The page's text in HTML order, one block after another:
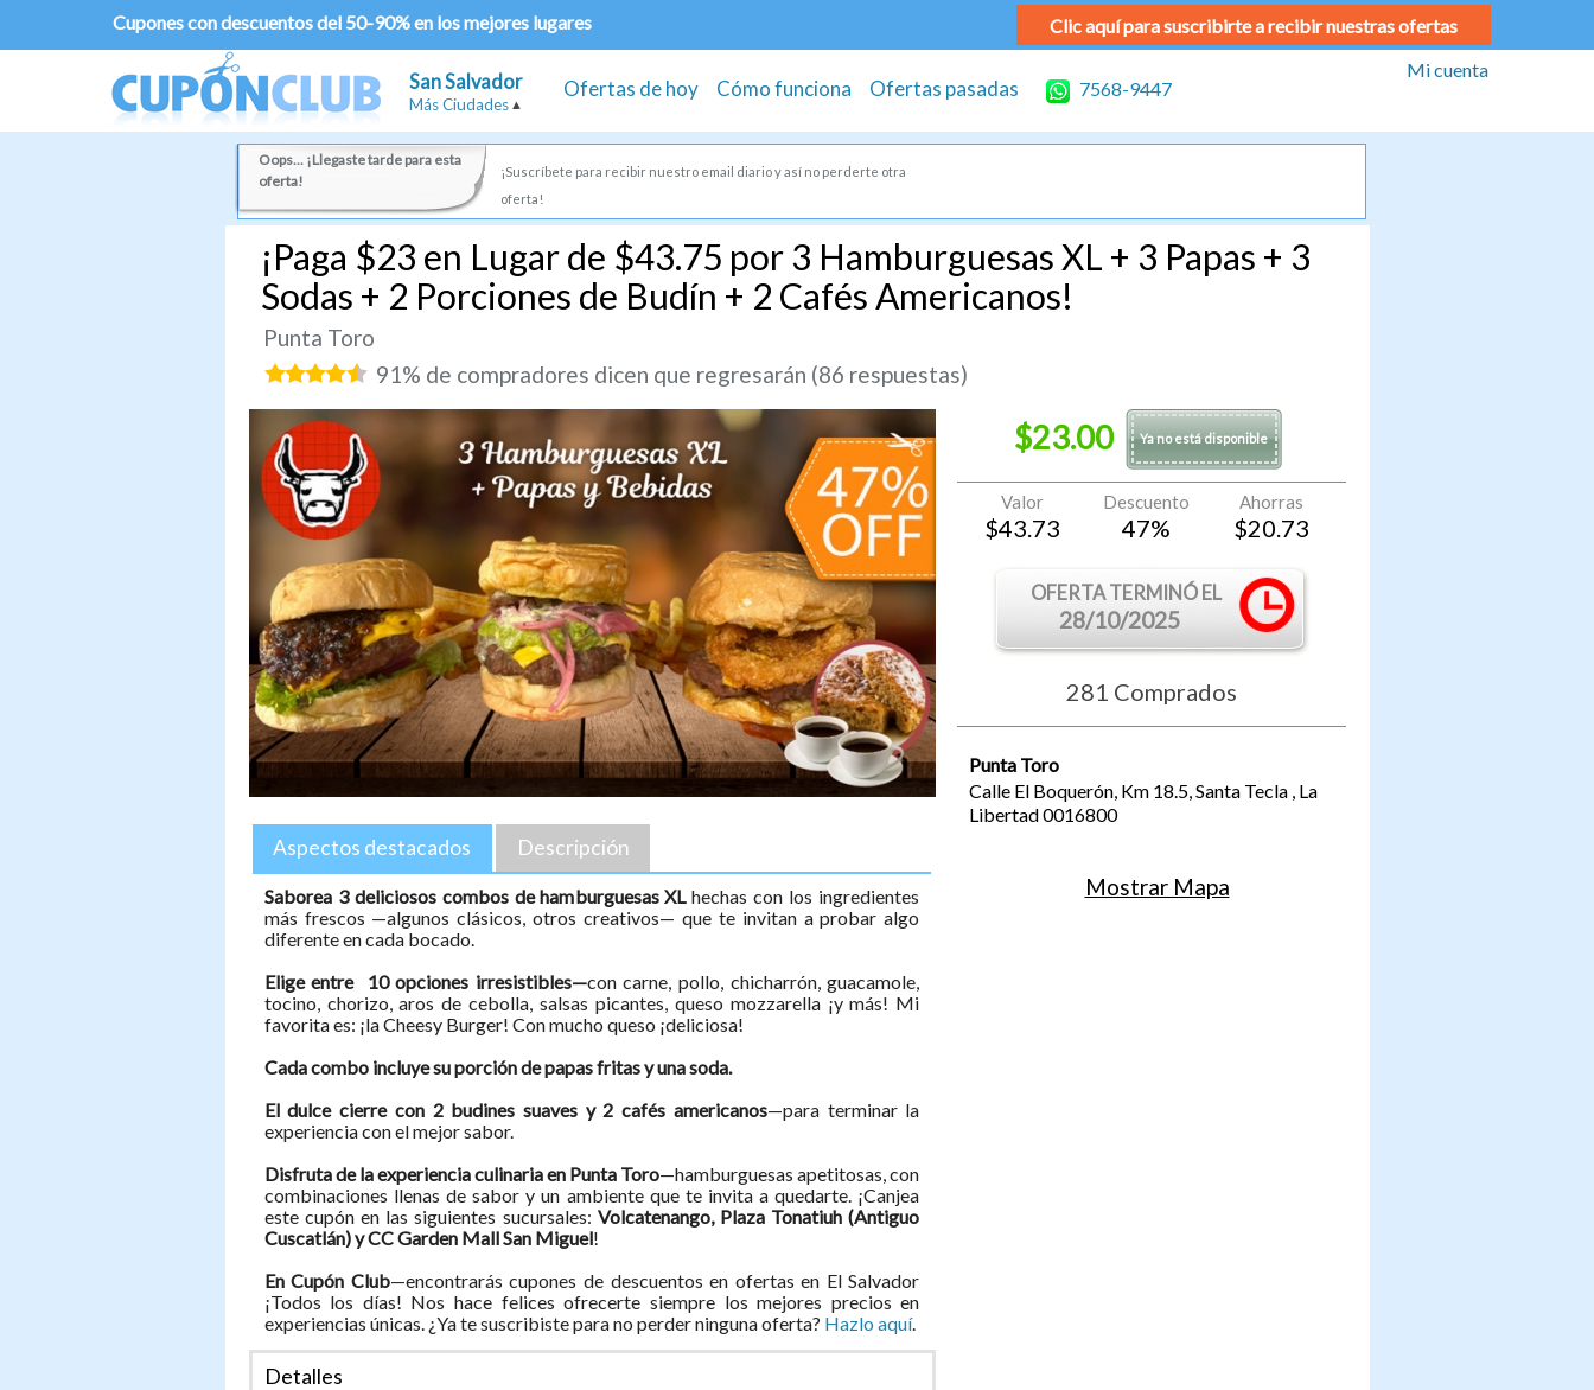
Cupones con descuentos del 50-90% en los mejores lugares Clic aquí para suscribirte a recibir nuestras ofertas
San Salvador
Más Ciudades
Ofertas de hoy Cómo funciona Ofertas pasadas 7568-9447
Mi cuenta
Oops... ¡Llegaste tarde para esta
oferta!
¡Suscríbete para recibir nuestro email diario y así no perderte otra
oferta!
¡Paga $23 en Lugar de $43.75 por 3 Hamburguesas XL + 3 Papas + 3
Sodas + 2 Porciones de Budín + 2 Cafés Americanos!
Punta Toro
91% de compradores dicen que regresarán (86 respuestas)
Aspectos destacados Descripción
Saborea 3 deliciosos combos de hamburguesas XLhechas con los ingredientes
más frescos —algunos clásicos, otros creativos— que te invitan a probar algo
diferente en cada bocado.
Elige entre 10 opciones irresistibles—con carne, pollo, chicharrón, guacamole,
tocino, chorizo, aros de cebolla, salsas picantes, queso mozzarella ¡y más! Mi
favorita es: ¡la Cheesy Burger! Con mucho queso ¡deliciosa!
Cada combo incluye su porción de papas fritas y una soda.
El dulce cierre con 2 budines suaves y 2 cafés americanos—para terminar la
experiencia con el mejor sabor.
Disfruta de la experiencia culinaria en Punta Toro—hamburguesas apetitosas, con
combinaciones llenas de sabor y un ambiente que te invita a quedarte. ¡Canjea
este cupón en las siguientes sucursales: Volcatenango, Plaza Tonatiuh (Antiguo
Cuscatlán) y CC Garden Mall San Miguel!
En Cupón Club—encontrarás cupones de descuentos en ofertas en El Salvador
¡Todos los días! Nos hace felices ofrecerte siempre los mejores precios en
experiencias únicas. ¿Ya te suscribiste para no perder ninguna oferta? Hazlo aquí.
Detalles
$23.00 Ya no está disponible
Valor
$43.73
Descuento
47%
Ahorras
$20.73
OFERTA TERMINÓ EL
28/10/2025
281 Comprados
Punta Toro
Calle El Boquerón, Km 18.5,Santa Tecla, La
Libertad0016800
Mostrar Mapa